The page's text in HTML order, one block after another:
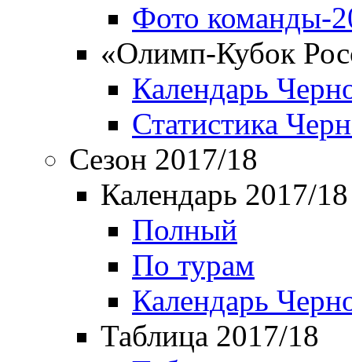
Фото команды-
«Олимп-Кубок
Календарь
Статистика
Сезон 2017/18
Календарь 2017/18
Полный
По турам
Календарь
Таблица 2017/18